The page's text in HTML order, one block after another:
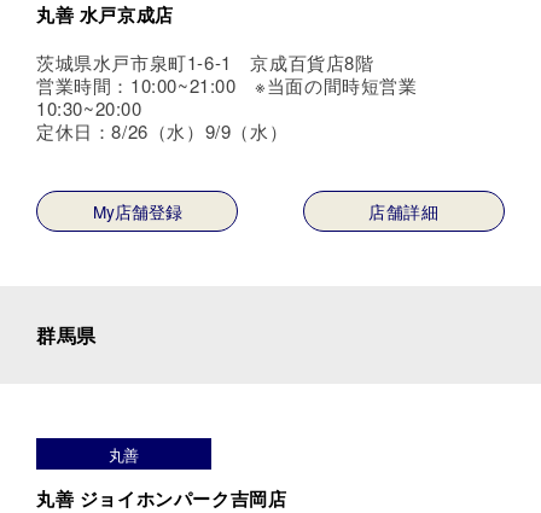
丸善 水戸京成店
茨城県水戸市泉町1-6-1 京成百貨店8階
営業時間：10:00~21:00 ※当面の間時短営業
10:30~20:00
定休日：8/26（水）9/9（水）
My店舗登録 店舗詳細
群馬県
丸善
丸善 ジョイホンパーク吉岡店